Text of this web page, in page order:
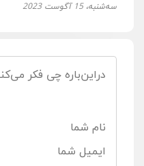
سه‌شنبه، 15 آگوست 2023